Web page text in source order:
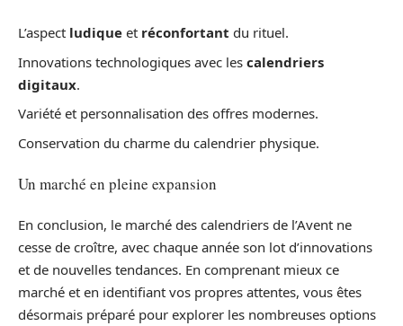
L’aspect ludique et réconfortant du rituel.
Innovations technologiques avec les calendriers
digitaux.
Variété et personnalisation des offres modernes.
Conservation du charme du calendrier physique.
Un marché en pleine expansion
En conclusion, le marché des calendriers de l’Avent ne
cesse de croître, avec chaque année son lot d’innovations
et de nouvelles tendances. En comprenant mieux ce
marché et en identifiant vos propres attentes, vous êtes
désormais préparé pour explorer les nombreuses options